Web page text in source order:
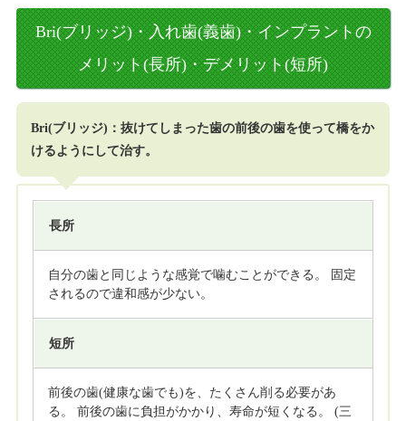
Bri(ブリッジ)・入れ歯(義歯)・インプラントの
メリット(長所)・デメリット(短所)
Bri(ブリッジ)：抜けてしまった歯の前後の歯を使って橋をか
けるようにして治す。
長所
自分の歯と同じような感覚で噛むことができる。 固定
されるので違和感が少ない。
短所
前後の歯(健康な歯でも)を、たくさん削る必要があ
る。 前後の歯に負担がかかり、寿命が短くなる。 (三